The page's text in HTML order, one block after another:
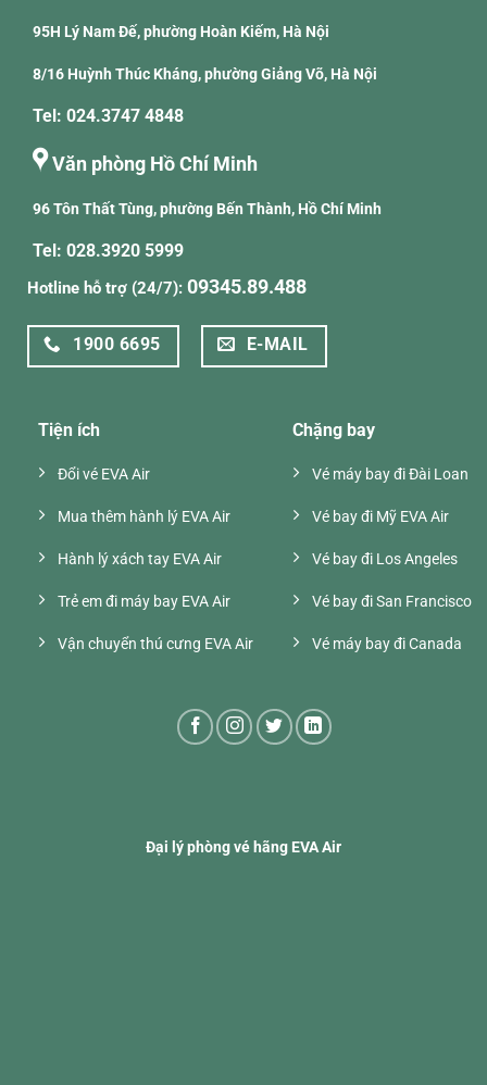
95H Lý Nam Đế, phường Hoàn Kiếm, Hà Nội
8/16 Huỳnh Thúc Kháng, phường Giảng Võ, Hà Nội
Tel: 024.3747 4848
Văn phòng Hồ Chí Minh
96 Tôn Thất Tùng, phường Bến Thành, Hồ Chí Minh
Tel: 028.3920 5999
Hotline hỗ trợ (24/7): 09345.89.488
1900 6695 E-MAIL
Tiện ích
Đổi vé EVA Air
Mua thêm hành lý EVA Air
Hành lý xách tay EVA Air
Trẻ em đi máy bay EVA Air
Vận chuyển thú cưng EVA Air
Chặng bay
Vé máy bay đi Đài Loan
Vé bay đi Mỹ EVA Air
Vé bay đi Los Angeles
Vé bay đi San Francisco
Vé máy bay đi Canada
Đại lý phòng vé hãng EVA Air